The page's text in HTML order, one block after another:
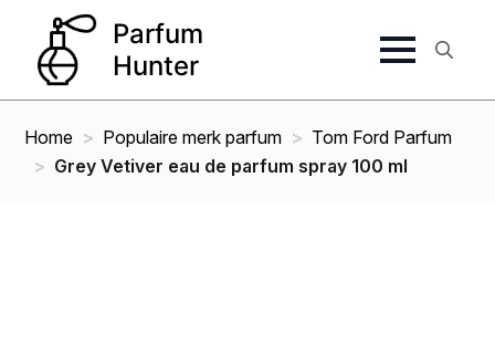
Home Populaire merk parfum
Tom Ford Parfum
Grey Vetiver eau de parfum spray 100 ml